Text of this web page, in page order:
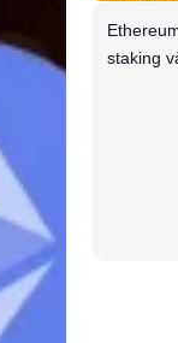
staking